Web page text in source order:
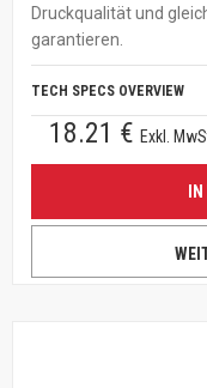
Druckqualität und
garantieren.
TECH SPECS OVERVIEW
18.21 € Exkl.